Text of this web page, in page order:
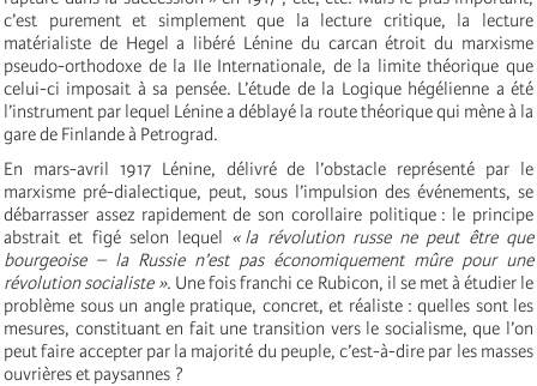
c’est purement et simplement que la lecture critique, la lecture
matérialiste de Hegel a libéré Lénine du carcan étroit du marxisme
pseudo-orthodoxe de la IIe Internationale, de la limite théorique que
celui-ci imposait à sa pensée. L’étude de la Logique hégélienne a été
l’instrument par lequel Lénine a déblayé la route théorique qui mène à la
gare de Finlande à Petrograd.
En mars-avril 1917 Lénine, délivré de l’obstacle représenté par le
marxisme pré-dialectique, peut, sous l’impulsion des événements, se
débarrasser assez rapidement de son corollaire politique : le principe
abstrait et figé selon lequel « la révolution russe ne peut être que
bourgeoise – la Russie n’est pas économiquement mûre pour une
révolution socialiste ». Une fois franchi ce Rubicon, il se met à étudier le
problème sous un angle pratique, concret, et réaliste : quelles sont les
mesures, constituant en fait une transition vers le socialisme, que l’on
peut faire accepter par la majorité du peuple, c’est-à-dire par les masses
ouvrières et paysannes ?